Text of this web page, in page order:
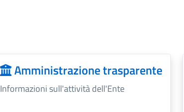
Amministrazione trasparente
Informazioni sull'attività dell'Ente